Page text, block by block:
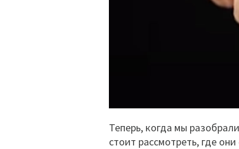
Теперь, когда мы
стоит рассмотреть, где